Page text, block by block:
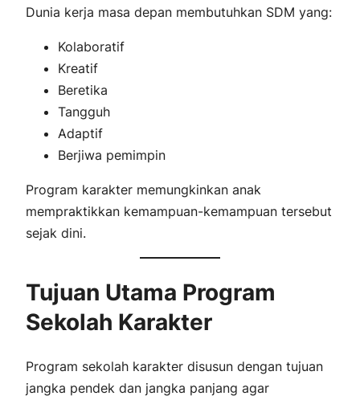
Dunia kerja masa depan membutuhkan SDM yang:
Kolaboratif
Kreatif
Beretika
Tangguh
Adaptif
Berjiwa pemimpin
Program karakter memungkinkan anak
mempraktikkan kemampuan-kemampuan tersebut
sejak dini.
Tujuan Utama Program
Sekolah Karakter
Program sekolah karakter disusun dengan tujuan
jangka pendek dan jangka panjang agar